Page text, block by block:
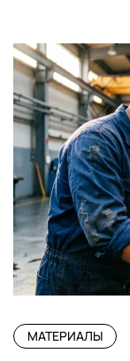
МАТЕРИАЛЫ